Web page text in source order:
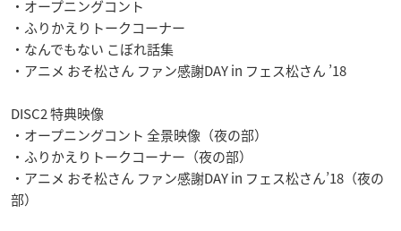
・オープニングコント
・ふりかえりトークコーナー
・なんでもない こぼれ話集
・アニメ おそ松さん ファン感謝DAY in フェス松さん ’18
DISC2 特典映像
・オープニングコント 全景映像（夜の部）
・ふりかえりトークコーナー（夜の部）
・アニメ おそ松さん ファン感謝DAY in フェス松さん’18（夜の
部）